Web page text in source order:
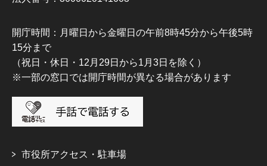
開庁時間：月曜日から金曜日の午前8時45分から午後5時
15分まで
（祝日・休日・12月29日から1月3日を除く）
※一部の窓口では開庁時間が異なる場合があります
市役所アクセス・駐車場